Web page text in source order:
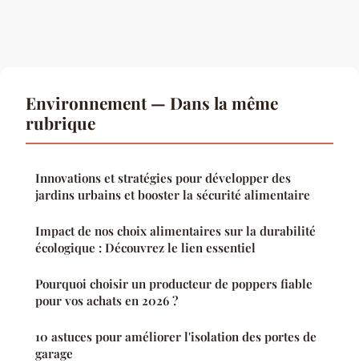
Environnement — Dans la même
rubrique
Innovations et stratégies pour développer des
jardins urbains et booster la sécurité alimentaire
Impact de nos choix alimentaires sur la durabilité
écologique : Découvrez le lien essentiel
Pourquoi choisir un producteur de poppers fiable
pour vos achats en 2026 ?
10 astuces pour améliorer l'isolation des portes de
garage